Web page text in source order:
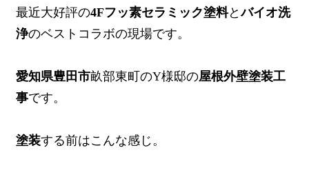
最近大好評の4Fフッ素セラミック塗料とバイオ洗
浄のベストコラボの現場です。
愛知県豊田市畝部東町のY様邸の屋根外壁塗装工
事です。
塗装する前はこんな感じ。